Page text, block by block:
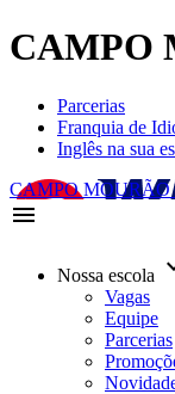
CAMPO
Parcerias
Franquia de
Inglês na sua
CAMPO MOURÃO
menu
Nossa escola
Vagas
Equipe
Parcerias